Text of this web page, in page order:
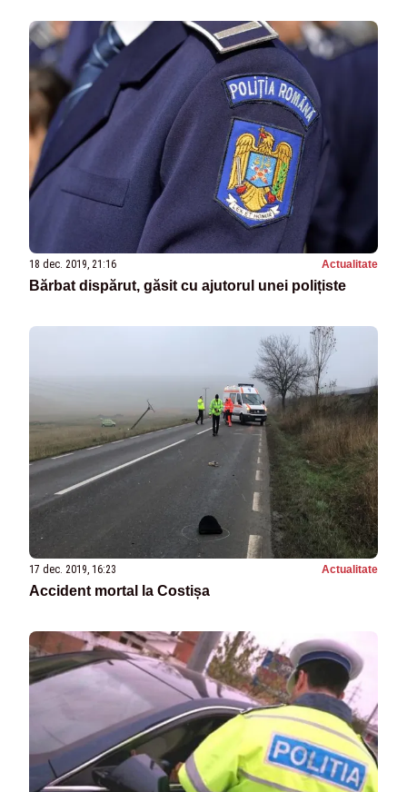
18 dec. 2019, 21:16 Actualitate
Bărbat dispărut, găsit cu ajutorul unei polițiste
17 dec. 2019, 16:23 Actualitate
Accident mortal la Costișa